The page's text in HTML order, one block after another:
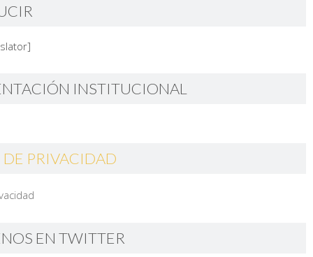
INSTITUCIONAL
DE PRIVACIDAD
EN TWITTER